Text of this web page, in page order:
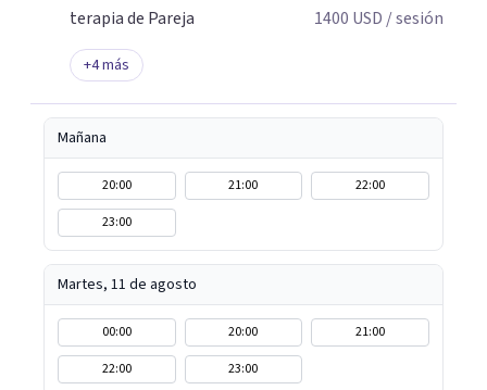
terapia de Pareja
1400 USD / sesión
+4más
Mañana
20:00 21:00
22:00
23:00
Martes, 11 de agosto
00:00 20:00
21:00
22:00
23:00